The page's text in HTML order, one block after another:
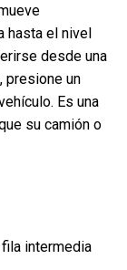
hasta el nivel
desde una
presione un
Es una
su camión o
intermedia